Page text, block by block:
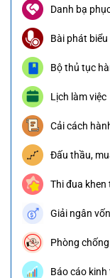
Danh bạ
Bài phát
Bộ thủ tục
Lịch làm việc
Cải cách
Đấu thầu,
Thi đua khen
Giải ngân
Phòng
Báo cáo kinh